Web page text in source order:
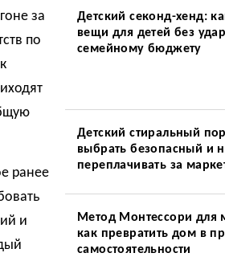
за
по
ранее
и
Детский секонд-хенд:
вещи для детей без
семейному бюджету
Детский стиральный
выбрать безопасный и
переплачивать за
Метод Монтессори для
как превратить дом в
самостоятельности